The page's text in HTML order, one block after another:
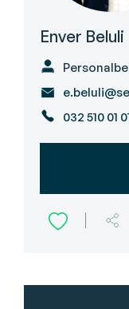
Enver Beluli
032 510 01